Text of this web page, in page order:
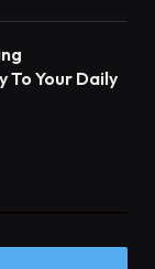
Your Daily